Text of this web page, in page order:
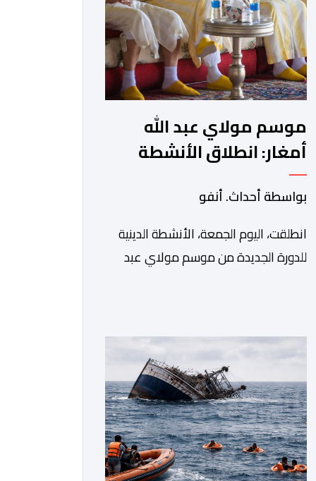
موسم مولاي عبد الله
أمغار: انطلاق الأنشطة
الدينية في أجواء من
الخشوع الروحي
بواسطة أحداث. أنفو
انطلقت، اليوم الجمعة، الأنشطة الدينية
للدورة الجديدة من موسم مولاي عبد
الإقليمي للجديدة، ورئيس المجلس
العلمي المحلي للجديدة، وذلك بحضور
شخصيات مدنية وعسكرية ودينية. وجرت
مراسيم افتتاح فعاليات الموسم بالخيمة
الرسمية، حيث أُلقيت كلمات كل من رئيس
المجلس […]